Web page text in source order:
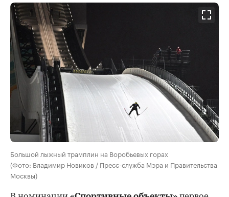
Большой лыжный трамплин на Воробьевых горах
(Фото: Владимир Новиков / Пресс-служба Мэра и Правительства
Москвы)